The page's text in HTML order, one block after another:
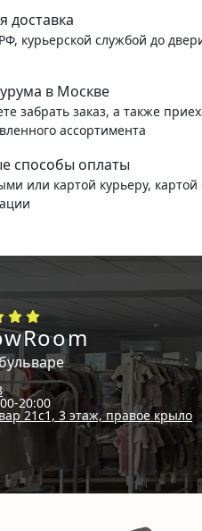
доставка
курьерской службой до
в Москве
забрать заказ, а также
ассортимента
способы оплаты
или картой курьеру,
20:00
21с1, 3 этаж, правое крыло